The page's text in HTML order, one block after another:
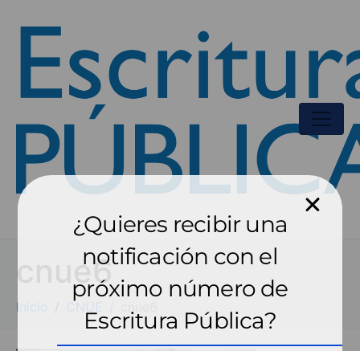
cnue6
Inicio CNUE
¿Quieres recibir una
notificación con el
próximo número de
Escritura Pública?